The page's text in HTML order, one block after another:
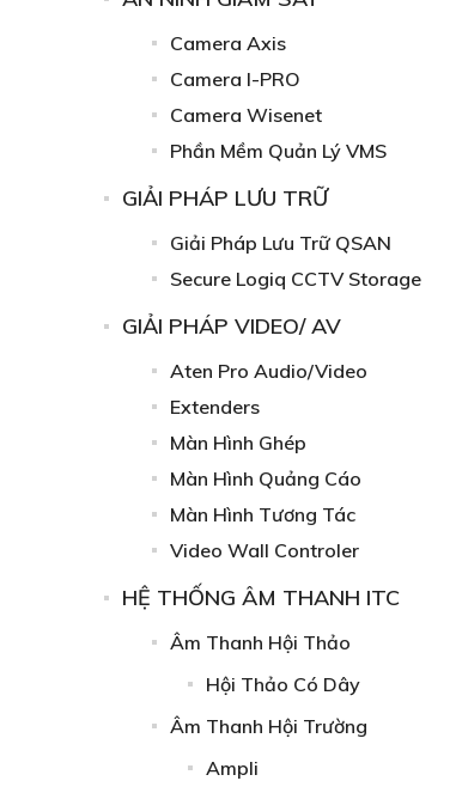
Camera Axis
Camera I-PRO
Camera Wisenet
Phần Mềm Quản Lý VMS
GIẢI PHÁP LƯU TRỮ
Giải Pháp Lưu Trữ QSAN
Secure Logiq CCTV Storage
GIẢI PHÁP VIDEO/ AV
Aten Pro Audio/Video
Extenders
Màn Hình Ghép
Màn Hình Quảng Cáo
Màn Hình Tương Tác
Video Wall Controler
HỆ THỐNG ÂM THANH ITC
Âm Thanh Hội Thảo
Hội Thảo Có Dây
Âm Thanh Hội Trường
Ampli